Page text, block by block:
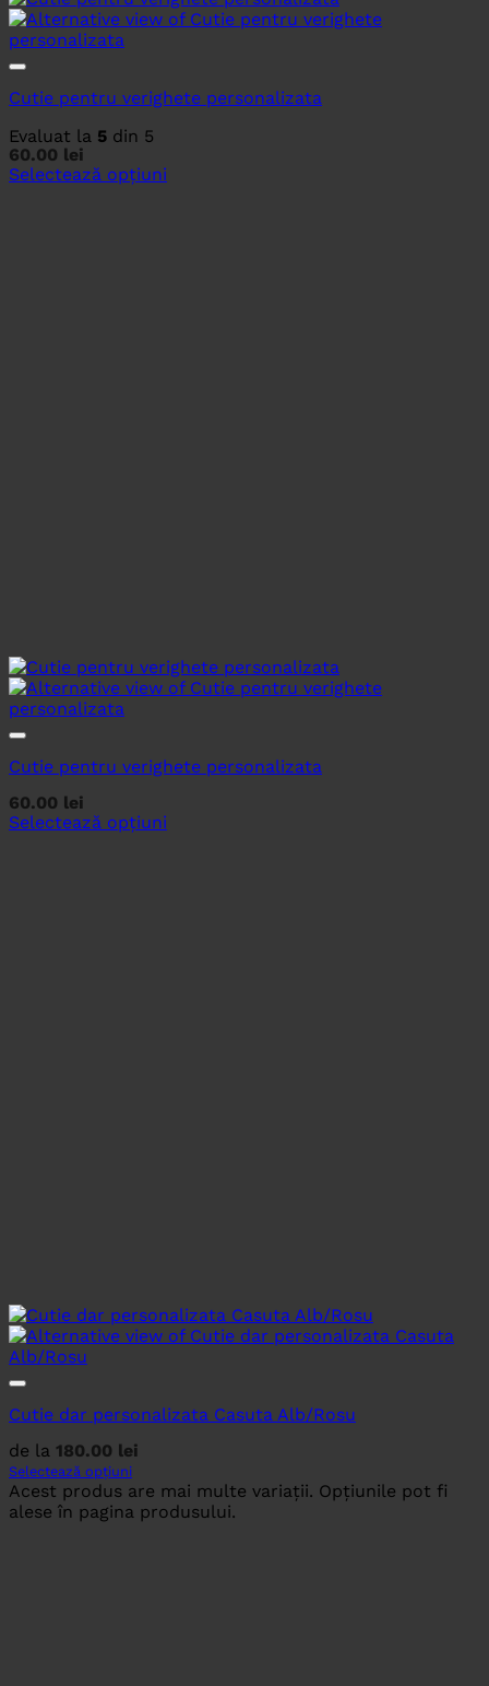
Cutie pentru verighete personalizata
Evaluat la 5 din 5
60.00 lei
Selectează opțiuni
Cutie pentru verighete personalizata
60.00 lei
Selectează opțiuni
Cutie dar personalizata Casuta Alb/Rosu
de la 180.00 lei
Selectează opțiuni
Acest produs are mai multe variații. Opțiunile pot fi
alese în pagina produsului.